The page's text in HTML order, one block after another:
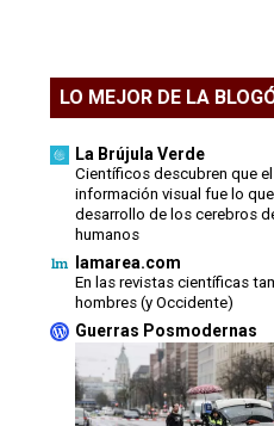
LO MEJOR DE LA
La Brújula Verde
Científicos descubren que
información visual fue lo
desarrollo de los cerebros
humanos
lamarea.com
En las revistas científicas
hombres (y Occidente)
Guerras Posmodernas